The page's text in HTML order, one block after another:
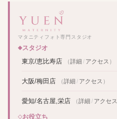
マタニティフォト専門スタジオ
スタジオ
東京/恵比寿店
（詳細 / アクセス ）
大阪/梅田店 （詳細 / アクセス ）
愛知/名古屋,栄店 （詳細 / アクセス
お役立ち